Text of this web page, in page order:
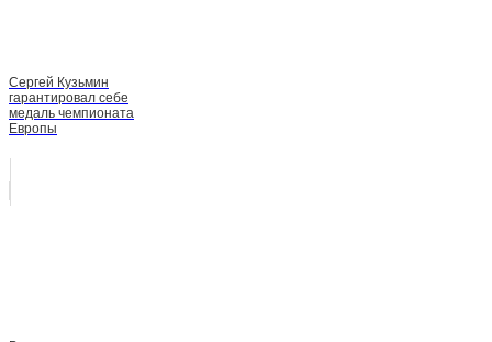
Сергей Кузьмин
гарантировал себе
медаль чемпионата
Европы